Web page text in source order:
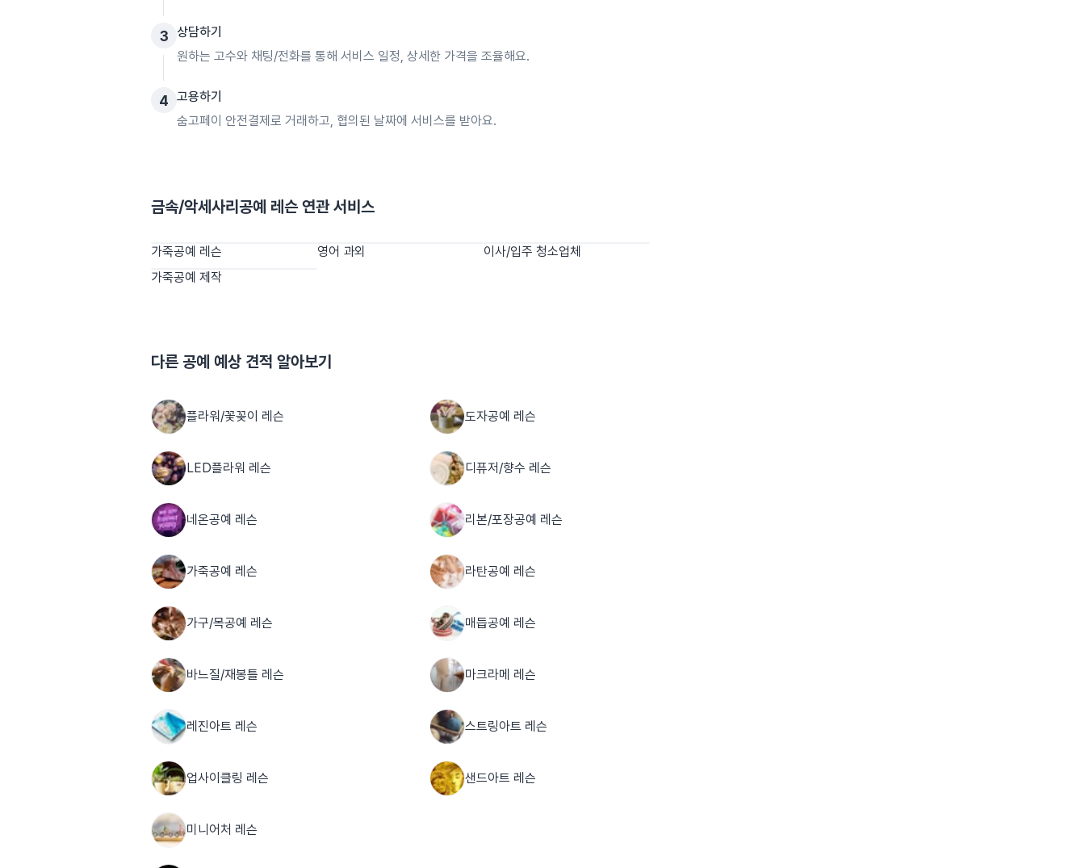
3 상담하기
원하는 고수와 채팅/전화를 통해 서비스 일정, 상세한 가격을 조율해요.
4 고용하기
숨고페이 안전결제로 거래하고, 협의된 날짜에 서비스를 받아요.
금속/악세사리공예 레슨 연관 서비스
가죽공예 레슨 영어 과외
이사/입주 청소업체
가죽공예 제작
다른 공예 예상 견적 알아보기
플라워/꽃꽂이 레슨
LED플라워 레슨
네온공예 레슨
가죽공예 레슨
가구/목공예 레슨
바느질/재봉틀 레슨
레진아트 레슨
업사이클링 레슨
미니어처 레슨
도자공예 레슨
디퓨저/향수 레슨
리본/포장공예 레슨
라탄공예 레슨
매듭공예 레슨
마크라메 레슨
스트링아트 레슨
샌드아트 레슨